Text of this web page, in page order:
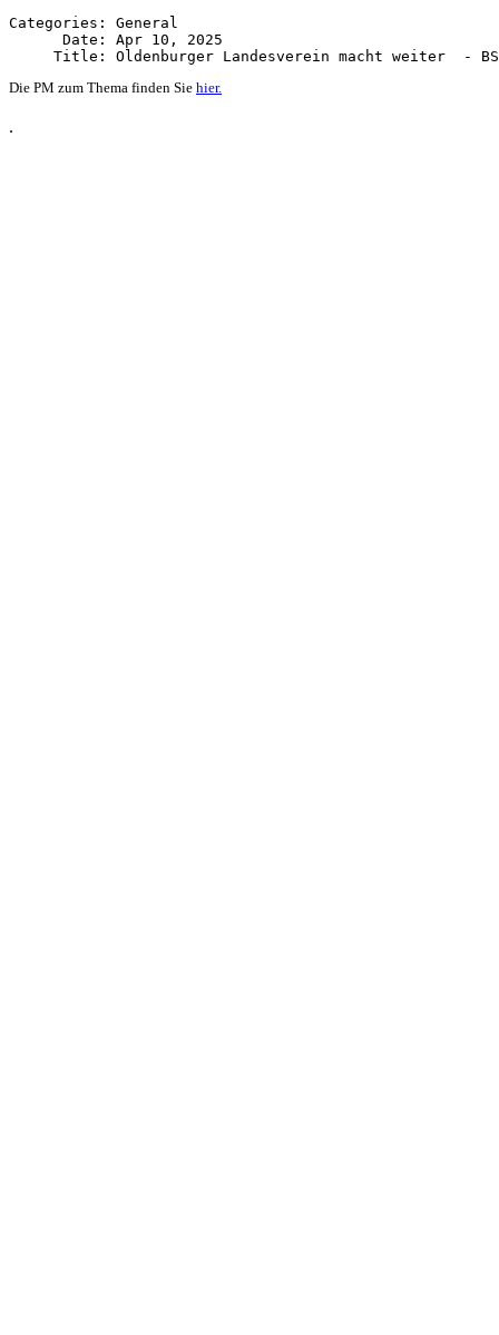
Categories: General
      Date: Apr 10, 2025
Die PM zum Thema finden Sie hier.
.